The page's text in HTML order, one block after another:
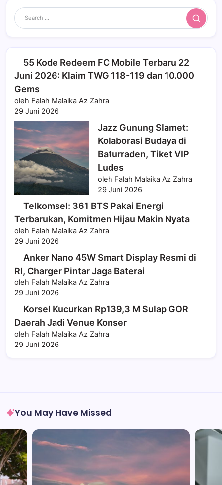
Search
55 Kode Redeem FC Mobile Terbaru 22
Juni 2026: Klaim TWG 118-119 dan 10.000
Gems
oleh Falah Malaika Az Zahra
29 Juni 2026
Jazz Gunung Slamet:
Kolaborasi Budaya di
Baturraden, Tiket VIP
Ludes
oleh Falah Malaika Az Zahra
29 Juni 2026
Telkomsel: 361 BTS Pakai Energi
Terbarukan, Komitmen Hijau Makin Nyata
oleh Falah Malaika Az Zahra
29 Juni 2026
Anker Nano 45W Smart Display Resmi di
RI, Charger Pintar Jaga Baterai
oleh Falah Malaika Az Zahra
29 Juni 2026
Korsel Kucurkan Rp139,3 M Sulap GOR
Daerah Jadi Venue Konser
oleh Falah Malaika Az Zahra
29 Juni 2026
You May Have Missed